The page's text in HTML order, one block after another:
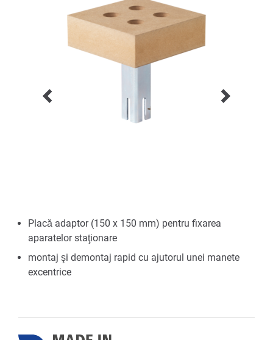
Placă adaptor (150 x 150 mm) pentru fixarea
aparatelor staţionare
montaj şi demontaj rapid cu ajutorul unei manete
excentrice